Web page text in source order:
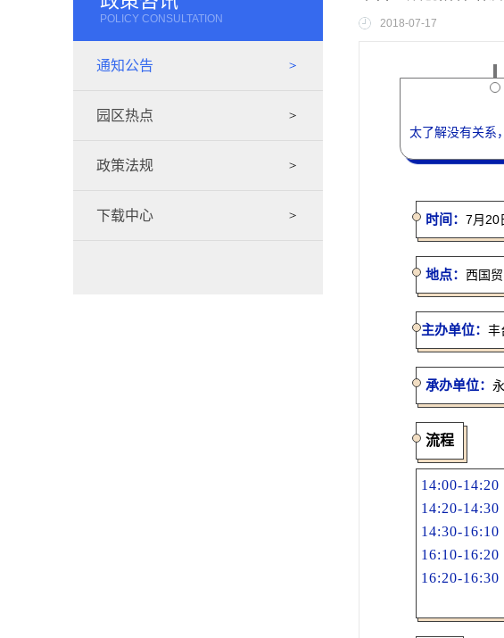
POLICY CONSULTATION
通知公告
园区热点
政策法规
下载中心
2018-07-17
太了解没有关系
时间：7月20
地点：西国
主办单位：丰
承办单位：
流程
14:00-14:20
14:20-14:30
14:30-16:10
16:10-16:20
16:20-16:30